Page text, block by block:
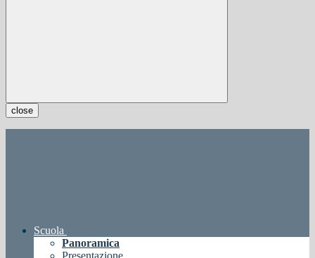
close
Scuola
Panoramica